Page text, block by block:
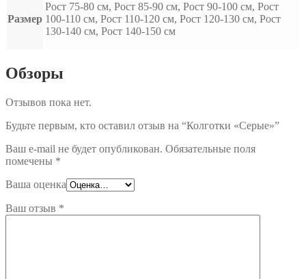
Размер
Рост 75-80 см, Рост 85-90 см, Рост 90-100 см, Рост
100-110 см, Рост 110-120 см, Рост 120-130 см, Рост
130-140 см, Рост 140-150 см
Обзоры
Отзывов пока нет.
Будьте первым, кто оставил отзыв на “Колготки «Серые»”
Ваш e-mail не будет опубликован. Обязательные поля
помечены *
Ваша оценка
Ваш отзыв *